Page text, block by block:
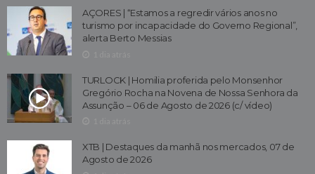
AÇORES | “Estamos a regredir vários anos no
turismo por incapacidade do Governo Regional”,
alerta Berto Messias
TURLOCK | Homilia proferida pelo Monsenhor
Gregório Rocha na Novena de Nossa Senhora da
Assunção – 06 de Agosto de 2026 (c/ vídeo)
XTB | Destaques da manhã nos mercados, 07 de
Agosto de 2026